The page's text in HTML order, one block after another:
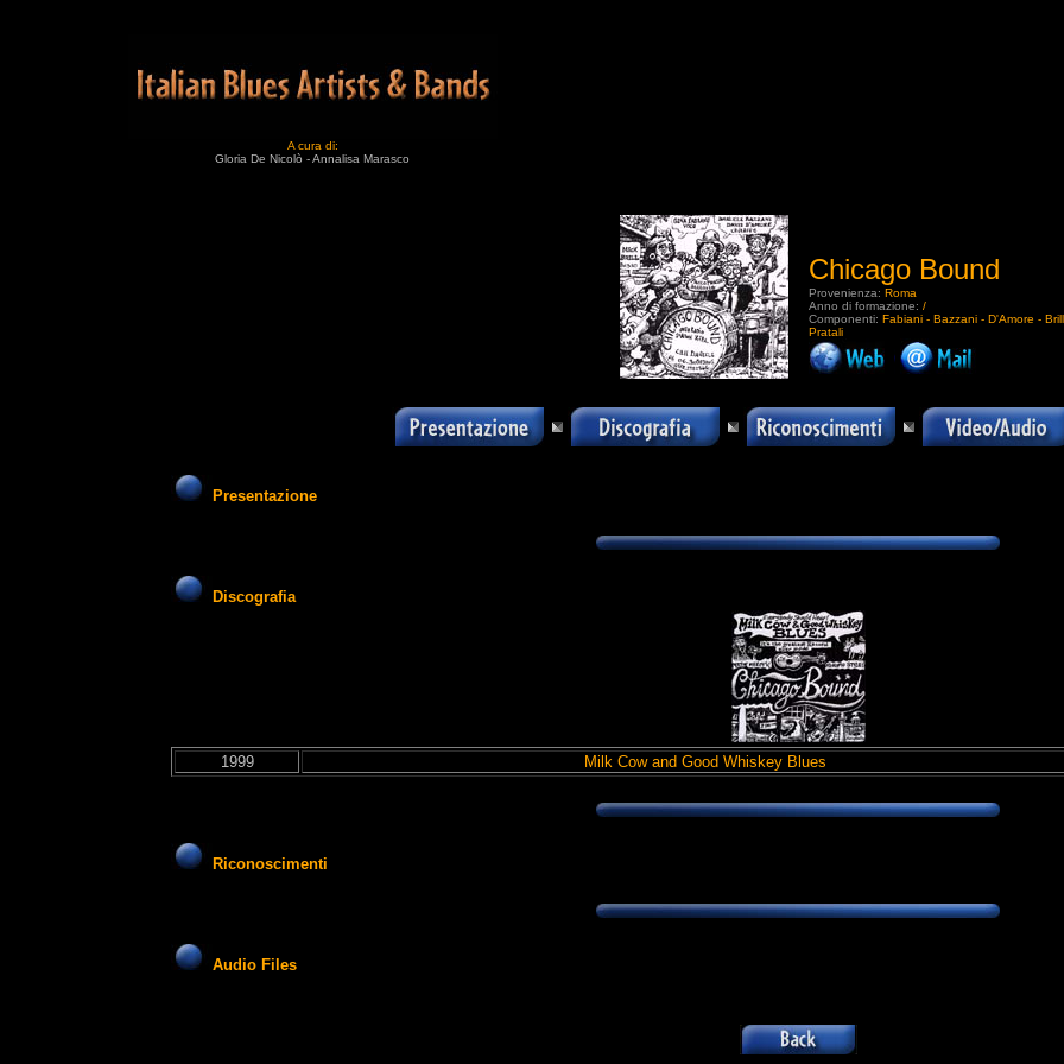
A cura di:
Gloria De Nicolò - Annalisa Marasco
Chicago Bound
Provenienza: Roma
Anno di formazione: /
Componenti: Fabiani - Bazzani - D'Amore -
Pratali
Presentazione
Discografia
1999 Milk Cow and Good Whiskey Blues
Riconoscimenti
Audio Files